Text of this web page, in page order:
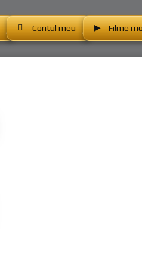
Contul meu Filme